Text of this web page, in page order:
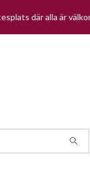
där alla är